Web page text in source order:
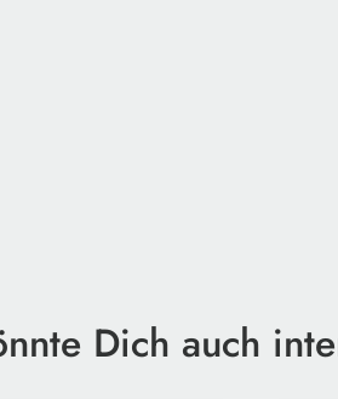
Dich auch